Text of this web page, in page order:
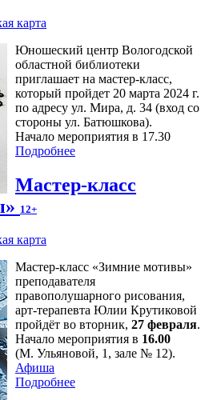
карта
Юношеский центр Вологодской
областной библиотеки
приглашает на мастер-класс,
который пройдет 20 марта 2024 г.
по адресу ул. Мира, д. 34 (вход со
стороны ул. Батюшкова).
Начало мероприятия в 17.30
Подробнее
Мастер-класс
12+
карта
Мастер-класс «Зимние мотивы»
преподавателя
правополушарного рисования,
арт-терапевта Юлии Крутиковой
пройдёт во вторник, 27 февраля.
Начало мероприятия в 16.00
(М. Ульяновой, 1, зале № 12).
Афиша
Подробнее